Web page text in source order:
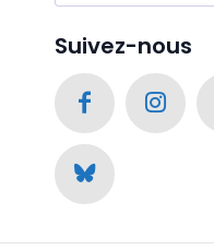
Suivez-nous